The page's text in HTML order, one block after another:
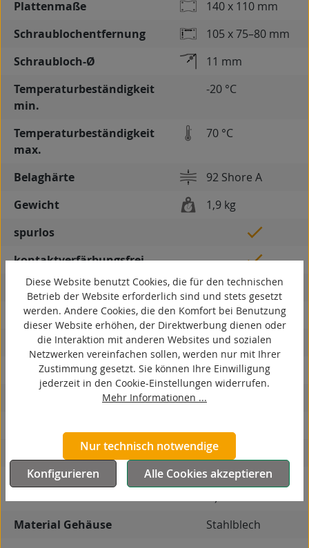
Plattenmaße
140 x 110 mm
Schraublochentfernung
105 x 75–80 mm
Schraubloch-Ø
11 mm
Temperaturbeständigkeit
min.
-20 °C
Temperaturbeständigkeit
max.
70 °C
Belaghärte
92 Shore A
Gewicht
1,9 kg
spurlos
kontaktverfärbungsfrei
antistatisch
ESD
elektrisch leitfähig
korrosionsbeständig
Bockrolle
Leitfähigkeit
antistatisch (≤ 10
Material Gehäuse
Stahlblech
Diese Website benutzt Cookies, die für den technischen
Betrieb der Website erforderlich sind und stets gesetzt
werden. Andere Cookies, die den Komfort bei Benutzung
dieser Website erhöhen, der Direktwerbung dienen oder
die Interaktion mit anderen Websites und sozialen
Netzwerken vereinfachen sollen, werden nur mit Ihrer
Zustimmung gesetzt. Sie können Ihre Einwilligung
jederzeit in den Cookie-Einstellungen widerrufen.
Mehr Informationen ...
Nur technisch notwendige
Konfigurieren
Alle Cookies akzeptieren